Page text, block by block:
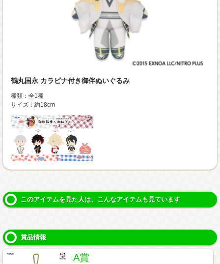
鶴丸国永 カラビナ付き御伴ぬいぐるみ
種類：全1種
サイズ：約18cm
このアイテムを見た人は、こんなアイテムも見ています
賞品情報
A賞